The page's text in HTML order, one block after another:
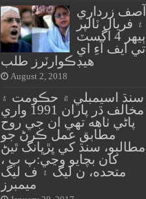
آصف زرداري
۽ فريال ٽالپر
ٻيهر 4 اگسٽ
تي ايف آءِ اي
هيڊڪوارٽرز طلب
August 2, 2018
سنڌ اسيمبلي ۾ حڪومت ۽
مخالف ڌر پاران 1991 واري
پاڻي ٺاهه تهي ان جي روح
مطابق عمل ڪرڻ جو
مطالبو، سنڌ کي ڀڙڀانگ ٿيڻ
کان بچايو وڃي:پ پ ،
متحده، ن ليگ ۽ ف ليگ
ميمبرز